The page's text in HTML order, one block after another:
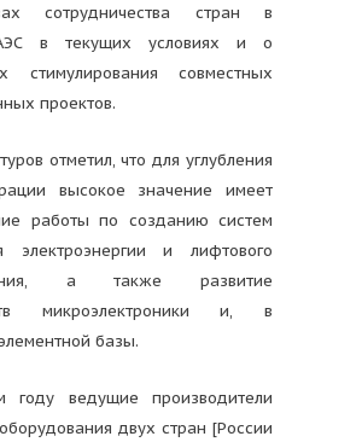
сотрудничества стран в
в текущих условиях и о
стимулирования совместных
проектов.
отметил, что для углубления
высокое значение имеет
работы по созданию систем
электроэнергии и лифтового
а также развитие
микроэлектроники и, в
базы.
году ведущие производители
двух стран [России